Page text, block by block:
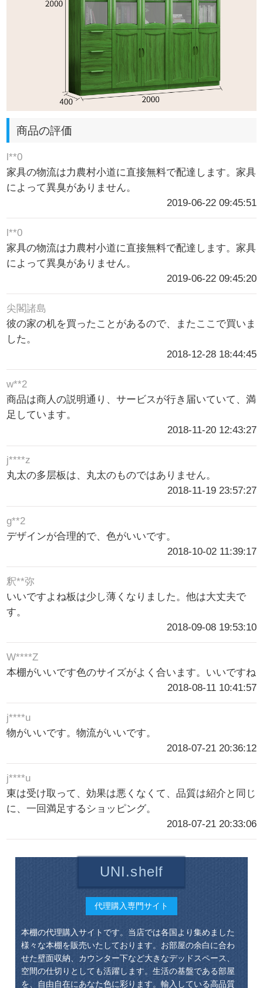
商品の評価
l**0
家具の物流は力農村小道に直接無料で配達します。家具
によって異臭がありません。
2019-06-22 09:45:51
l**0
家具の物流は力農村小道に直接無料で配達します。家具
によって異臭がありません。
2019-06-22 09:45:20
尖閣諸島
彼の家の机を買ったことがあるので、またここで買いま
した。
2018-12-28 18:44:45
w**2
商品は商人の説明通り、サービスが行き届いていて、満
足しています。
2018-11-20 12:43:27
j****z
丸太の多层板は、丸太のものではありません。
2018-11-19 23:57:27
g**2
デザインが合理的で、色がいいです。
2018-10-02 11:39:17
釈**弥
いいですよね板は少し薄くなりました。他は大丈夫で
す。
2018-09-08 19:53:10
W****Z
本棚がいいです色のサイズがよく合います。いいですね
2018-08-11 10:41:57
j****u
物がいいです。物流がいいです。
2018-07-21 20:36:12
j****u
東は受け取って、効果は悪くなくて、品質は紹介と同じ
に、一回満足するショッピング。
2018-07-21 20:33:06
UNI.shelf
代理購入専門サイト
本棚の代理購入サイトです。当店では各国より集めました
様々な本棚を販売いたしております。お部屋の余白に合わ
せた壁面収納、カウンター下など大きなデッドスペース、
空間の仕切りとしても活躍します。生活の基盤である部屋
を、自由自在にあなた色に彩ります。輸入している高品質